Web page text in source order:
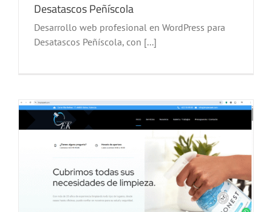
Desatascos Peñíscola
Desarrollo web profesional en WordPress para
Desatascos Peñíscola, con [...]